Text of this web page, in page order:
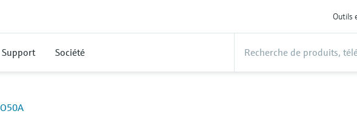
Outils
Support Société